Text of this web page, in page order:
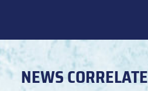
NEWS CORRELATE